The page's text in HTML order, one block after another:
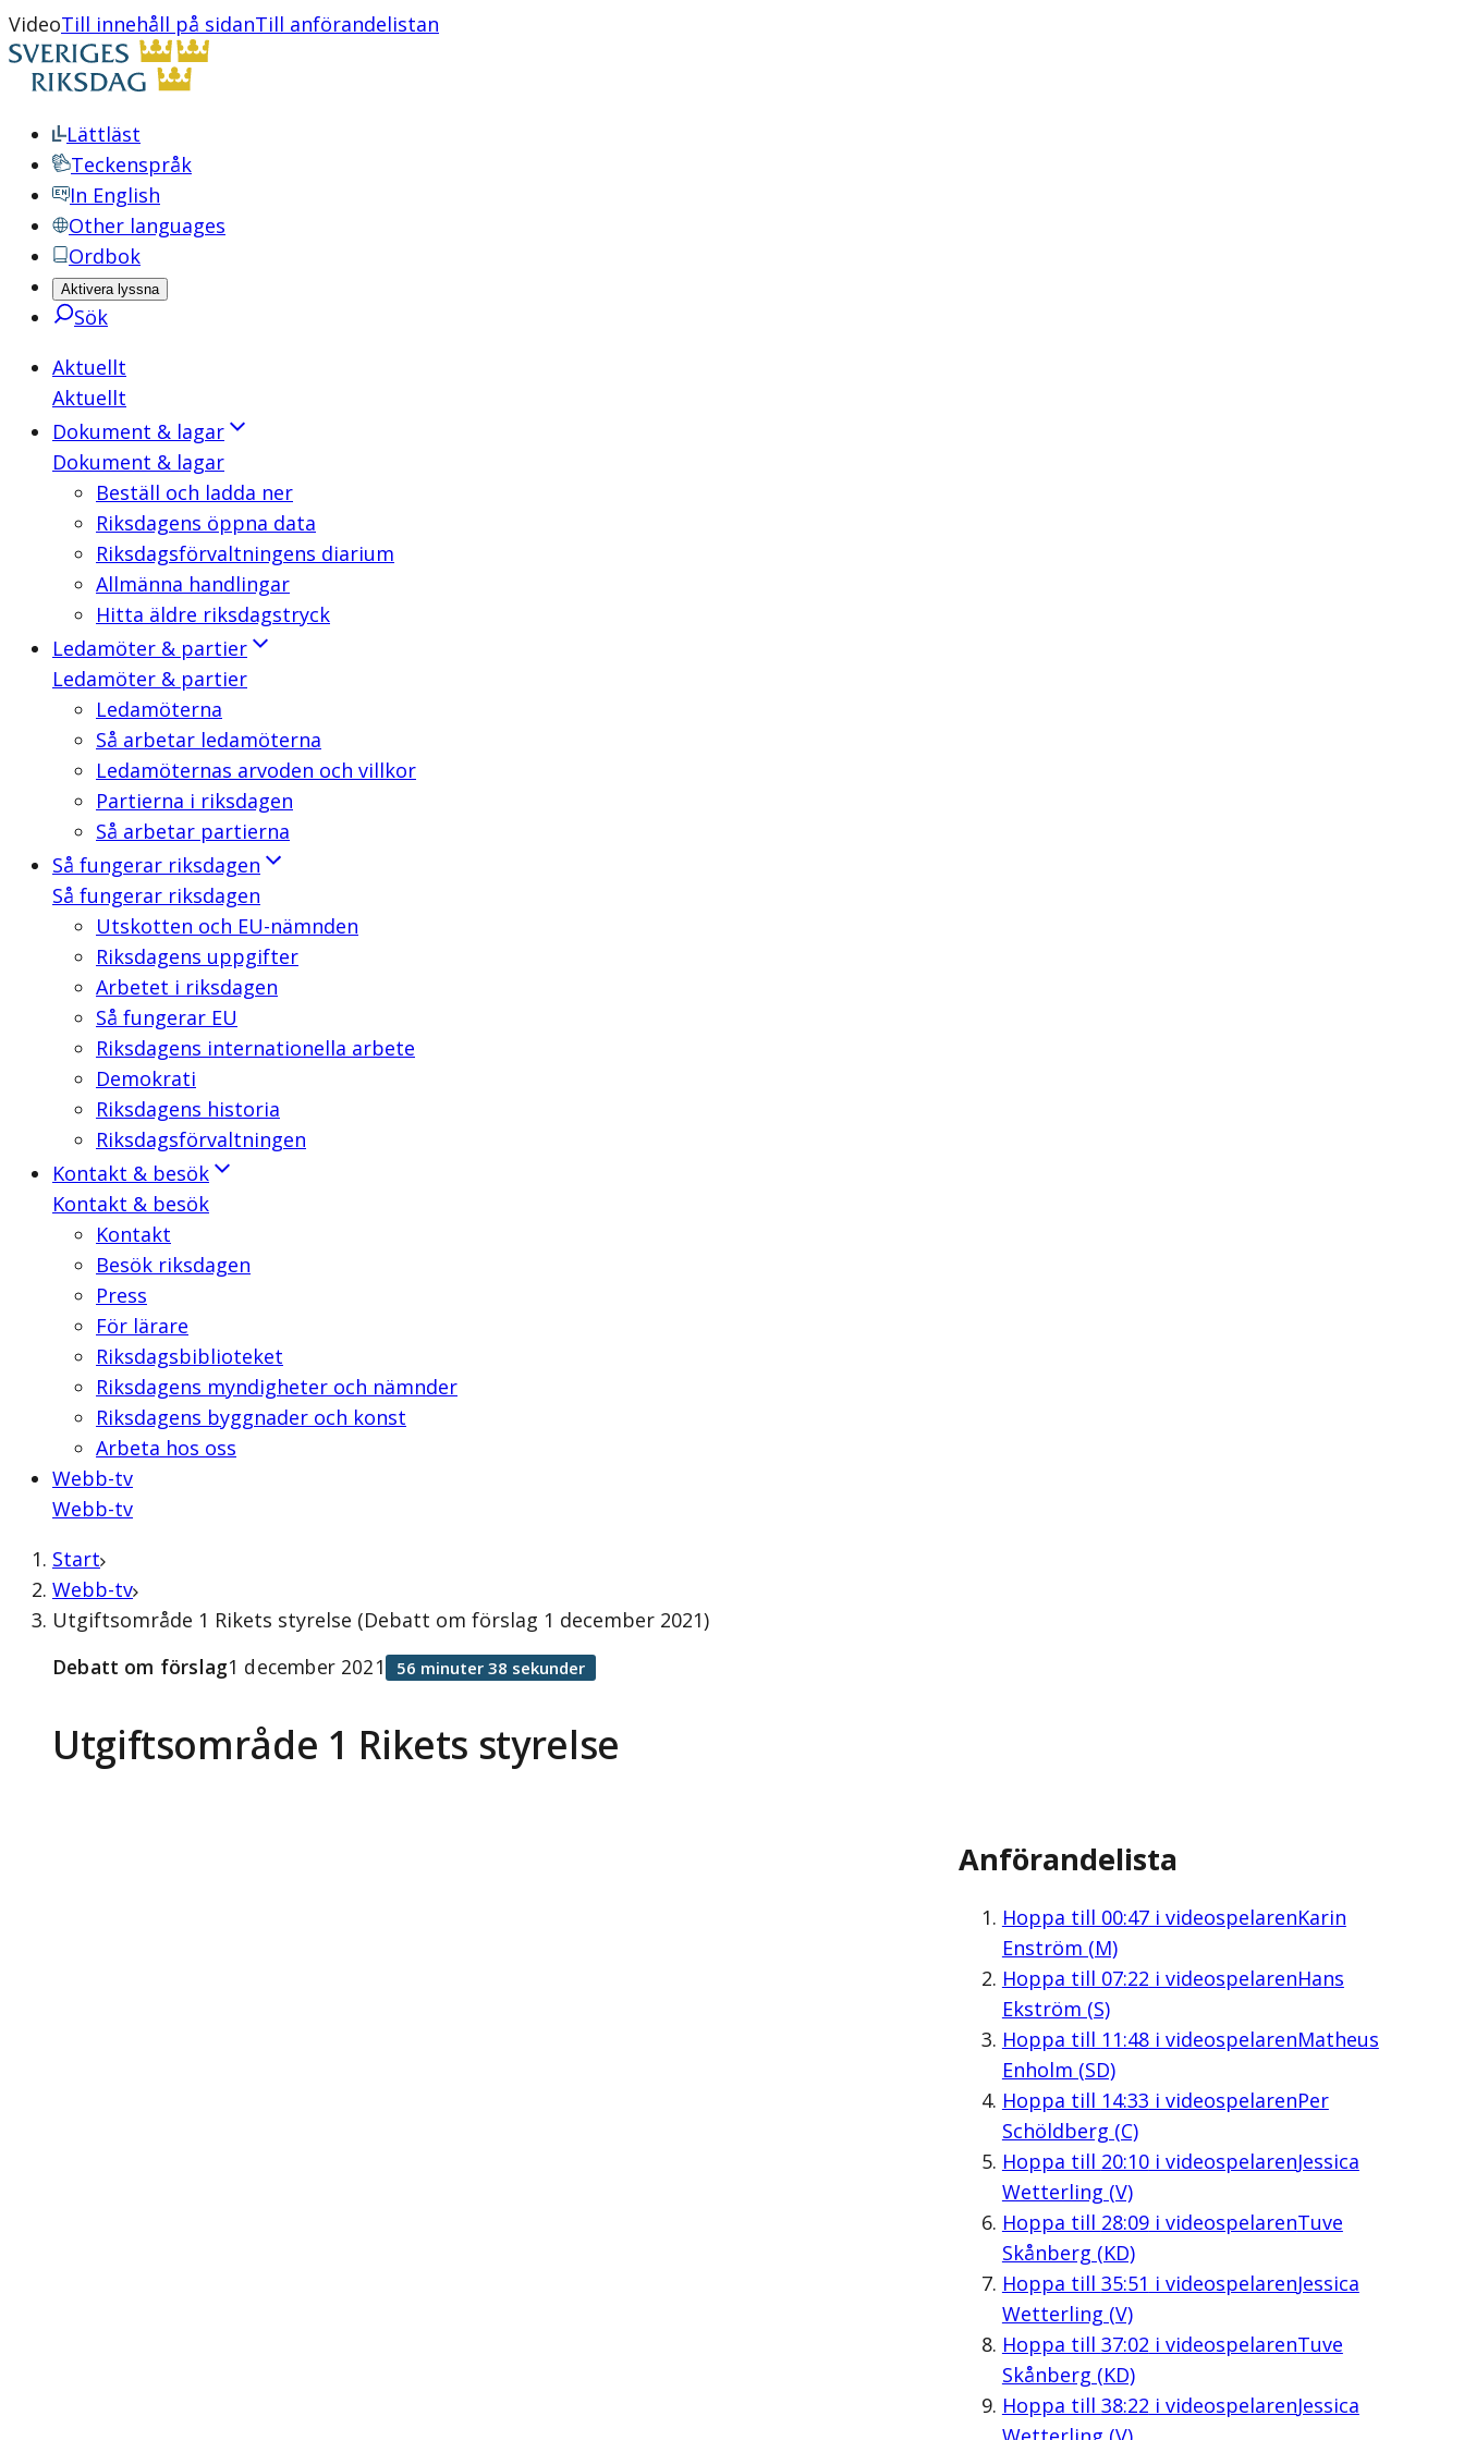
VideoTill innehåll på sidanTill anförandelistan
Lättläst
Teckenspråk
In English
Other languages
Ordbok
Aktivera lyssna
Sök
Aktuellt
Aktuellt
Dokument & lagar
Dokument & lagar
Beställ och ladda ner
Riksdagens öppna data
Riksdagsförvaltningens diarium
Allmänna handlingar
Hitta äldre riksdagstryck
Ledamöter & partier
Ledamöter & partier
Ledamöterna
Så arbetar ledamöterna
Ledamöternas arvoden och villkor
Partierna i riksdagen
Så arbetar partierna
Så fungerar riksdagen
Så fungerar riksdagen
Utskotten och EU-nämnden
Riksdagens uppgifter
Arbetet i riksdagen
Så fungerar EU
Riksdagens internationella arbete
Demokrati
Riksdagens historia
Riksdagsförvaltningen
Kontakt & besök
Kontakt & besök
Kontakt
Besök riksdagen
Press
För lärare
Riksdagsbiblioteket
Riksdagens myndigheter och nämnder
Riksdagens byggnader och konst
Arbeta hos oss
Webb-tv
Webb-tv
Start
Webb-tv
Utgiftsområde 1 Rikets styrelse (Debatt om förslag 1 december 2021)
Utgiftsområde 1 Rikets styrelse
Debatt om förslag1 december 2021 56 minuter 38 sekunder
Anförandelista
Hoppa till 00:47i videospelarenKarin
Enström (M)
Hoppa till 07:22 i videospelarenHans
Ekström (S)
Hoppa till 11:48i videospelarenMatheus
Enholm (SD)
Hoppa till 14:33 i videospelarenPer
Schöldberg (C)
Hoppa till 20:10i videospelarenJessica
Wetterling (V)
Hoppa till 28:09i videospelarenTuve
Skånberg (KD)
Hoppa till 35:51 i videospelarenJessica
Wetterling (V)
Hoppa till 37:02 i videospelarenTuve
Skånberg (KD)
Hoppa till 38:22 i videospelarenJessica